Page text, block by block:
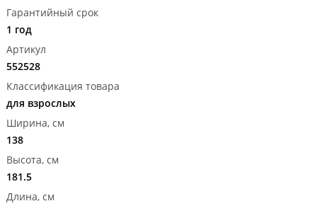
Гарантийный срок
1 год
Артикул
552528
Классификация товара
для взрослых
Ширина, см
138
Высота, см
181.5
Длина, см